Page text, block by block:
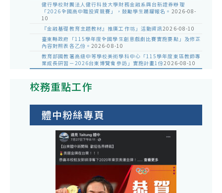
健行學校財團法人健行科技大學財務金融系與台新證券辦理
「2026全國高中職投資競賽」，鼓勵學生踴躍報名。 2026-08-
10
『金融基礎教育主題教材』推廣工作坊」活動資訊2026-08-10
臺東縣政府「115學年度全國學生創意戲劇比賽實施要點」及修正
內容對照表各乙份。 2026-08-10
教育部國教署高級中等學校美術學科中心「115學年度東區教師專
業成長研習－2026台東博覽會參訪」實施計畫1份2026-08-10
校務重點工作
體中粉絲專頁